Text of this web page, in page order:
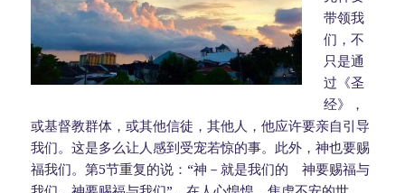
带领我
们，不
只是通
过《圣
经》，
或基督教群体，或其他信徒，其他人，他应许要亲自引导
我们。这是多么让人感到受宠若惊的事。此外，神也要赐
福我们。第5节重复的说：“神－就是我们的 神要赐福与